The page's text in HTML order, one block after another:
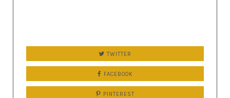
TWITTER
FACEBOOK
PINTEREST